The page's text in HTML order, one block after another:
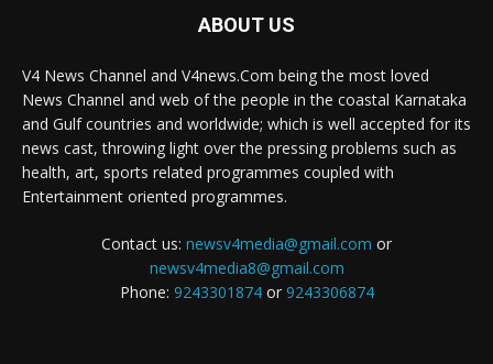
ABOUT US
V4 News Channel and V4news.Com being the most loved
News Channel and web of the people in the coastal Karnataka
and Gulf countries and worldwide; which is well accepted for its
news cast, throwing light over the pressing problems such as
health, art, sports related programmes coupled with
Entertainment oriented programmes.
Contact us: newsv4media@gmail.com or
newsv4media8@gmail.com
Phone: 9243301874or 9243306874